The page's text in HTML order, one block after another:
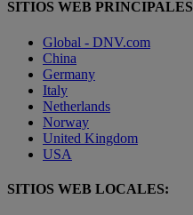
SITIOS WEB PRINCIPALES
Global - DNV.com
China
Germany
Italy
Netherlands
Norway
United Kingdom
USA
SITIOS WEB LOCALES: